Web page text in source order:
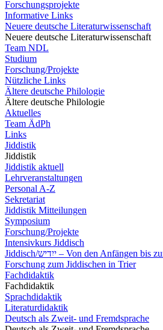
Forschungsprojekte
Informative Links
Neuere deutsche Literaturwissenschaft
Neuere deutsche Literaturwissenschaft
Team NDL
Studium
Forschung/Projekte
Nützliche Links
Ältere deutsche Philologie
Ältere deutsche Philologie
Aktuelles
Team ÄdPh
Links
Jiddistik
Jiddistik
Jiddistik aktuell
Lehrveranstaltungen
Personal A-Z
Sekretariat
Jiddistik Mitteilungen
Symposium
Forschung/Projekte
Intensivkurs Jiddisch
Jiddisch/ייִדיש – Von den Anfängen bis zum Buchdruck 55 Jahre
Forschung zum Jiddischen in Trier
Fachdidaktik
Fachdidaktik
Sprachdidaktik
Literaturdidaktik
Deutsch als Zweit- und Fremdsprache